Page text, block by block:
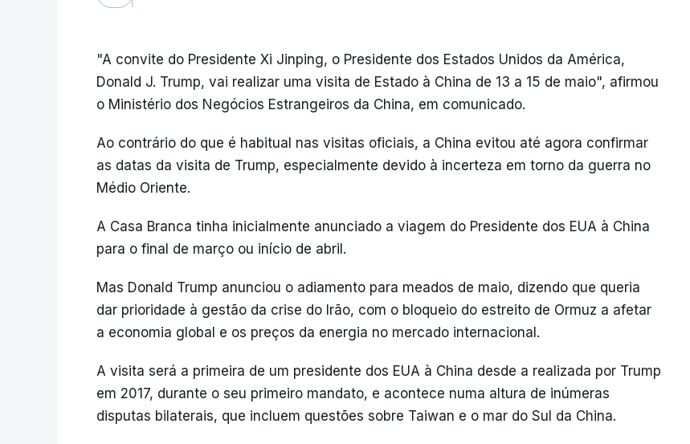
"A convite do Presidente Xi Jinping, o Presidente dos Estados Unidos da América,
Donald J. Trump, vai realizar uma visita de Estado à China de 13 a 15 de maio", afirmou
o Ministério dos Negócios Estrangeiros da China, em comunicado.
Ao contrário do que é habitual nas visitas oficiais, a China evitou até agora confirmar
as datas da visita de Trump, especialmente devido à incerteza em torno da guerra no
Médio Oriente.
A Casa Branca tinha inicialmente anunciado a viagem do Presidente dos EUA à China
para o final de março ou início de abril.
Mas Donald Trump anunciou o adiamento para meados de maio, dizendo que queria
dar prioridade à gestão da crise do Irão, com o bloqueio do estreito de Ormuz a afetar
a economia global e os preços da energia no mercado internacional.
A visita será a primeira de um presidente dos EUA à China desde a realizada por Trump
em 2017, durante o seu primeiro mandato, e acontece numa altura de inúmeras
disputas bilaterais, que incluem questões sobre Taiwan e o mar do Sul da China.